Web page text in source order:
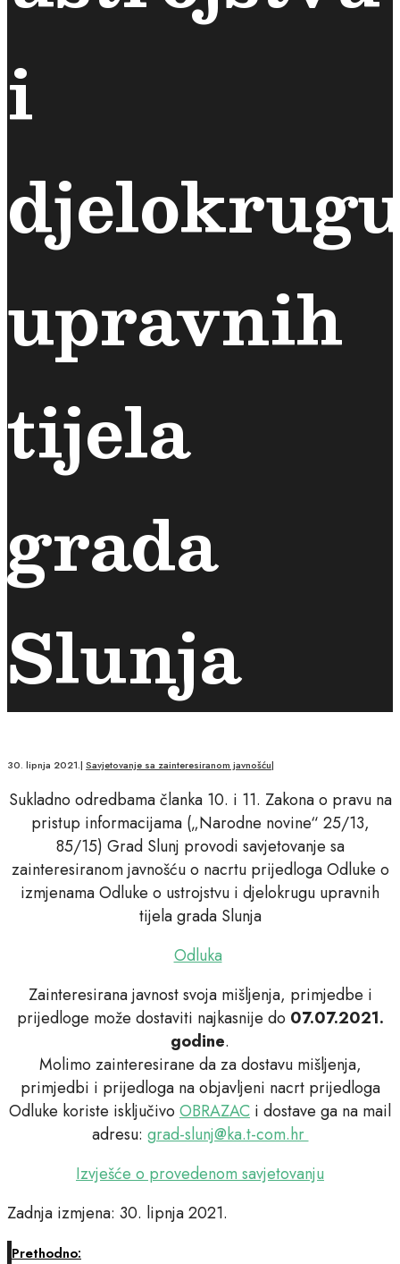
i
upravnih
tijela
grada
Slunja
30. lipnja 2021.| Savjetovanje sa zainteresiranom javnošću|
Sukladno odredbama članka 10. i 11. Zakona o pravu na
pristup informacijama („Narodne novine“ 25/13,
85/15) Grad Slunj provodi savjetovanje sa
zainteresiranom javnošću o nacrtu prijedloga Odluke o
izmjenama Odluke o ustrojstvu i djelokrugu upravnih
tijela grada Slunja
Odluka
Zainteresirana javnost svoja mišljenja, primjedbe i
prijedloge može dostaviti najkasnije do 07.07.2021.
godine.
Molimo zainteresirane da za dostavu mišljenja,
primjedbi i prijedloga na objavljeni nacrt prijedloga
Odluke koriste isključivo OBRAZAC i dostave ga na mail
adresu: grad-slunj@ka.t-com.hr
Izvješće o provedenom savjetovanju
Zadnja izmjena: 30. lipnja 2021.
Prethodno: